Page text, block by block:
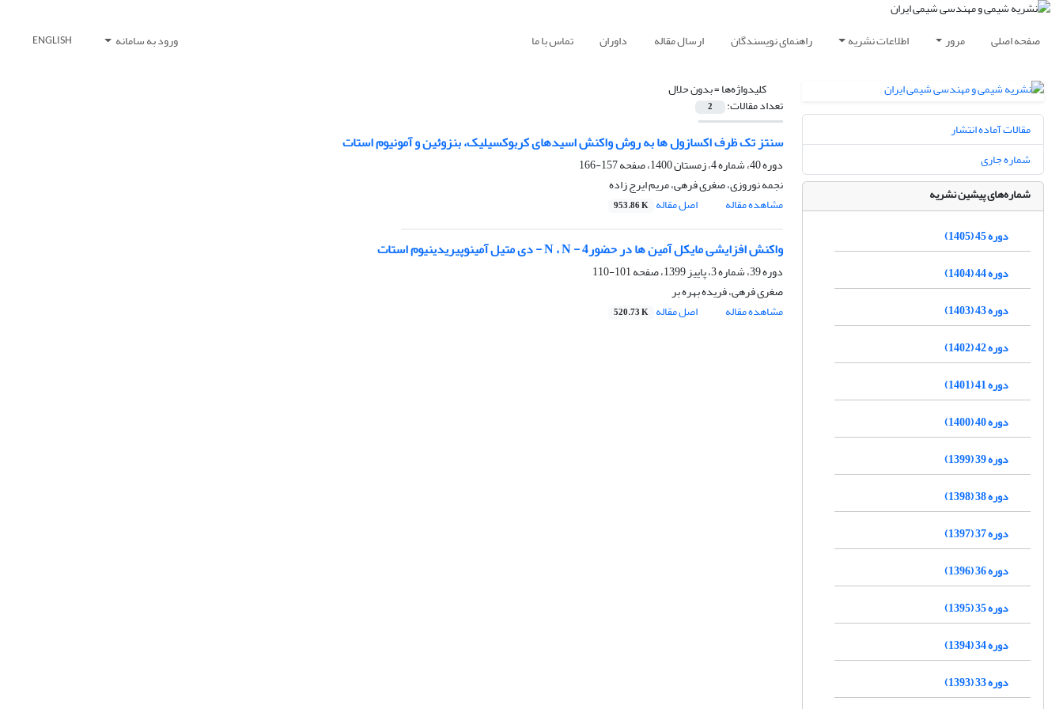
صفحه اصلی مرور اطلاعات نشریه راهنمای نویسندگان ارسال مقاله داوران تماس با ما ورود به سامانه ENGLISH
کلیدواژه‌ها =بدون حلال
تعداد مقالات: 2
سنتز تک ظرف اکسازول ها به روش واکنش اسیدهای کربوکسیلیک، بنزوئین و آمونیوم استات
دوره 40، شماره 4، زمستان 1400، صفحه
157-166
نجمه نوروزی، صغری فرهی، مریم ایرج زاده
مشاهده مقاله
اصل مقاله 953.86 K
واکنش افزایشی مایکل آمین ها در حضور4 - N ، N - دی متیل آمینوپیریدینیوم استات
دوره 39، شماره 3، پاییز 1399، صفحه
101-110
صغری فرهی، فریده بهره بر
مشاهده مقاله
اصل مقاله 520.73 K
مقالات آماده انتشار
شماره جاری
شماره‌های پیشین نشریه
دوره 45 (1405)
دوره 44 (1404)
دوره 43 (1403)
دوره 42 (1402)
دوره 41 (1401)
دوره 40 (1400)
دوره 39 (1399)
دوره 38 (1398)
دوره 37 (1397)
دوره 36 (1396)
دوره 35 (1395)
دوره 34 (1394)
دوره 33 (1393)